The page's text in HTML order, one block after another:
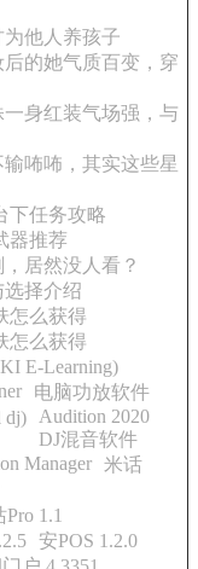
他人养孩子
的她气质百变，穿
身红装气场强，与
咘咘，其实这些星
下任务攻略
器推荐
居然没人看？
选择介绍
怎么获得
怎么获得
E-Learning)
电脑功放软件
dj)
Audition 2020
DJ混音软件
Manager 米话
1.1
安POS 1.2.0